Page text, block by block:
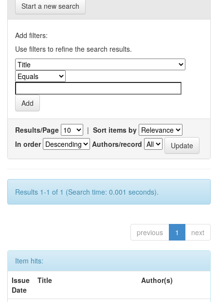
Start a new search
Add filters:
Use filters to refine the search results.
Results/Page | Sort items by
In order
Authors/record
Results 1-1 of 1 (Search time: 0.001 seconds).
previous 1 next
Item hits:
Issue
Date
Title Author(s)